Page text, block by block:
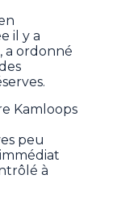
il y a
a ordonné
Kamloops
peu
à